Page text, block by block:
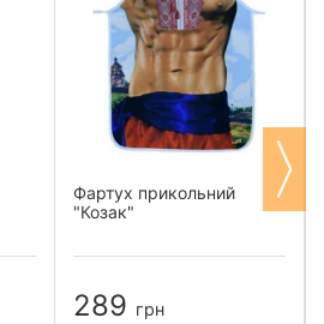
Фартух прикольний
"Козак"
289 грн